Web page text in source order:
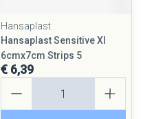
Hansaplast
Hansaplast Sensitive Xl
6cmx7cm Strips 5
€ 6,39